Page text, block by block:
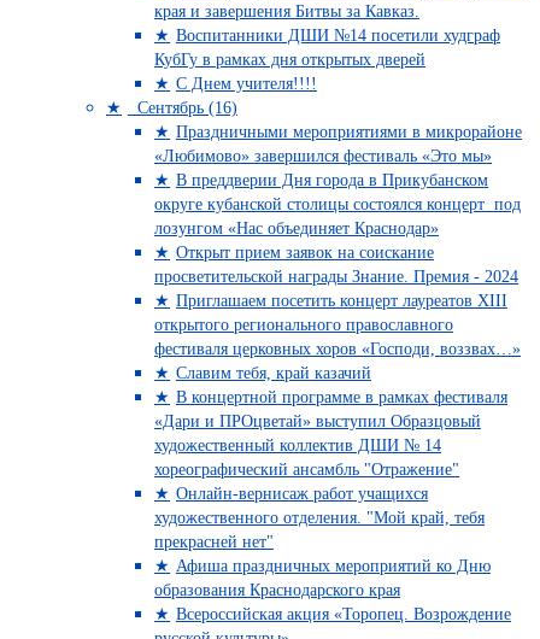
края и завершения Битвы за Кавказ.
Воспитанники ДШИ №14 посетили худграф
КубГу в рамках дня открытых дверей
С Днем учителя!!!!
Сентябрь (16)
Праздничными мероприятиями в микрорайоне
«Любимово» завершился фестиваль «Это мы»
В преддверии Дня города в Прикубанском
округе кубанской столицы состоялся концерт под
лозунгом «Нас объединяет Краснодар»
Открыт прием заявок на соискание
просветительской награды Знание. Премия - 2024
Приглашаем посетить концерт лауреатов XIII
открытого регионального православного
фестиваля церковных хоров «Господи, воззвах…»
Славим тебя, край казачий
В концертной программе в рамках фестиваля
«Дари и ПРОцветай» выступил Образцовый
художественный коллектив ДШИ № 14
хореографический ансамбль "Отражение"
Онлайн-вернисаж работ учащихся
художественного отделения. "Мой край, тебя
прекрасней нет"
Афиша праздничных мероприятий ко Дню
образования Краснодарского края
Всероссийская акция «Торопец. Возрождение